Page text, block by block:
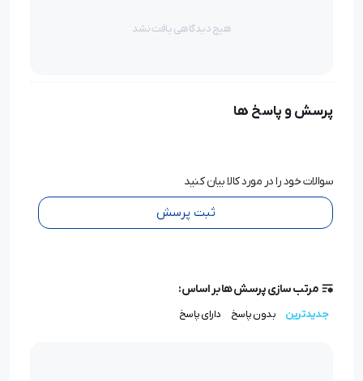
هیچ دیدگاهی یافت نشد
پرسش و پاسخ ها
سوالات خود را در مورد کالا بیان کنید
ثبت پرسش
مرتب سازی پرسش ها بر اساس:
جدیدترین بدون پاسخ دارای پاسخ